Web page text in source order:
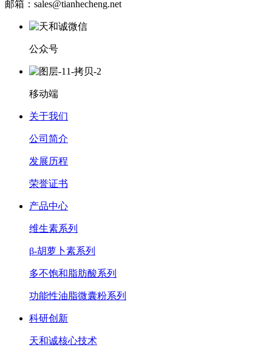
邮箱：sales@tianhecheng.net
公众号
移动端
关于我们
公司简介
发展历程
荣誉证书
产品中心
维生素系列
β-胡萝卜素系列
多不饱和脂肪酸系列
功能性油脂微囊粉系列
科研创新
天和诚核心技术